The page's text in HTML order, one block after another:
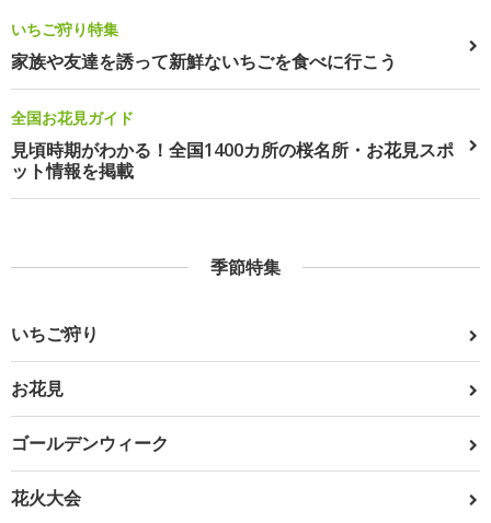
いちご狩り特集
家族や友達を誘って新鮮ないちごを食べに行こう
全国お花見ガイド
見頃時期がわかる！全国1400カ所の桜名所・お花見スポ
ット情報を掲載
季節特集
いちご狩り
お花見
ゴールデンウィーク
花火大会